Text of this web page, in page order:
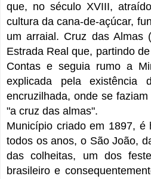
que, no século XVIII,
cultura da cana-de-açúcar,
um arraial. Cruz das
Estrada Real que, partindo
Contas e seguia rumo a
explicada pela
encruzilhada, onde se
"a cruz das almas".
Município criado em 1897, é
todos os anos, o São João,
das colheitas, um dos
brasileiro e